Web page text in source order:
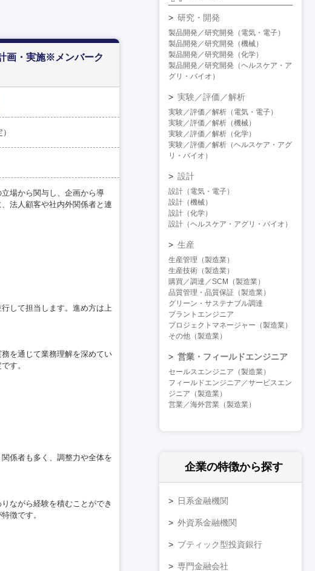
画・実施※メンバーク
場から関与し、企画から導
法人顧客や社内外関係者と連
して担当します。進め方は上
を通じて業務理解を深めてい
す。
係者も多く、調整力や全体を
ながら経験を積むことができ
徴です。
研究・開発
製品開発／研究開発（電気・電子）
製品開発／研究開発（機械）
製品開発／研究開発（化学）
製品開発／研究開発（ヘルスケア・ア
グリ・バイオ）
実験／評価／解析
実験／評価／解析（電気・電子）
実験／評価／解析（機械）
実験／評価／解析（化学）
実験／評価／解析（ヘルスケア・アグ
リ・バイオ）
設計
設計（電気・電子）
設計（機械）
設計（化学）
設計（ヘルスケア・アグリ・バイオ）
生産
生産管理（製造業）
生産技術（製造業）
購買／調達／SCM（製造業）
品質管理・品質保証（製造業）
グリーン・サステナブル調達
プラントエンジニア
プロジェクトマネージャー（製造業）
その他（製造業）
営業・フィールドエンジニア
セールスエンジニア（製造業）
フィールドエンジニア／サービスエン
ジニア（製造業）
営業／海外営業（製造業）
企業の特徴から探す
日系金融機関
外資系金融機関
ブティック型投資銀行
専門金融会社